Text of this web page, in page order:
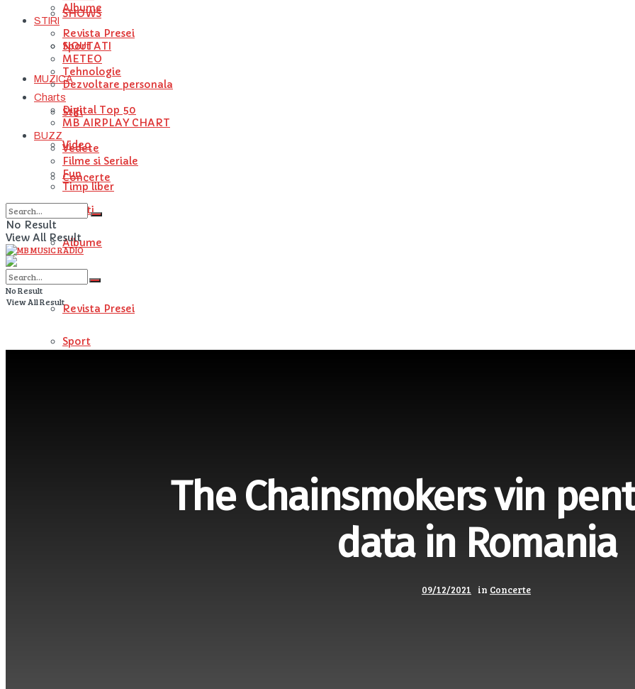
SHOWS
NOUTATI
MUZICA
Stiri
Video
Concerte
Artisti
Albume
STIRI
Revista Presei
Sport
Albume
STIRI
Revista Presei
Sport
METEO
Tehnologie
Dezvoltare personala
Charts
Digital Top 50
MB AIRPLAY CHART
BUZZ
Vedete
Filme si Seriale
Fun
Timp liber
No Result
View All Result
No Result
View All Result
The Chainsmokers vin
data in Romania
09/12/2021 in Concerte